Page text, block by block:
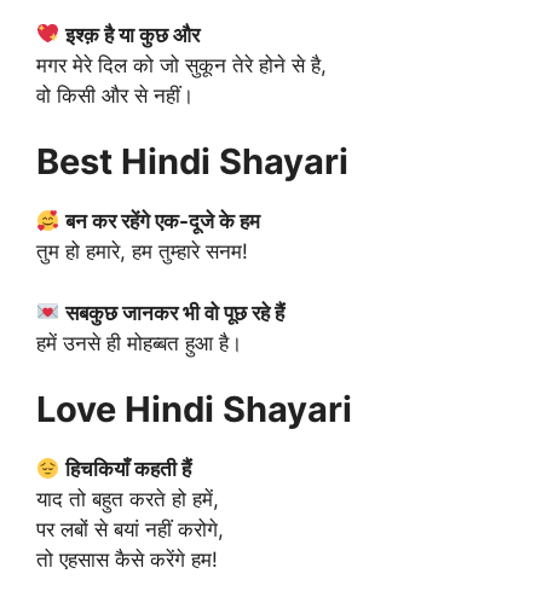
इश्क़ है या कुछ और
मगर मेरे दिल को जो सुकून तेरे होने से है,
वो किसी और से नहीं।
Best Hindi Shayari
बन कर रहेंगे एक-दूजे के हम
तुम हो हमारे, हम तुम्हारे सनम!
सबकुछ जानकर भी वो पूछ रहे हैं
हमें उनसे ही मोहब्बत हुआ है।
Love Hindi Shayari
हिचकियाँ कहती हैं
याद तो बहुत करते हो हमें,
पर लबों से बयां नहीं करोगे,
तो एहसास कैसे करेंगे हम!